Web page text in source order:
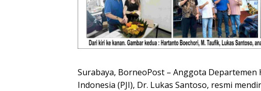
Surabaya, BorneoPost – Anggota Departemen
Indonesia (PJI), Dr. Lukas Santoso, resmi